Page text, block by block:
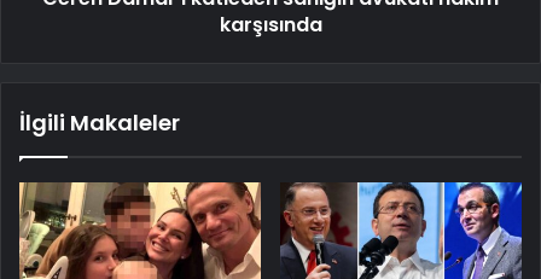
karşısında
İlgili Makaleler